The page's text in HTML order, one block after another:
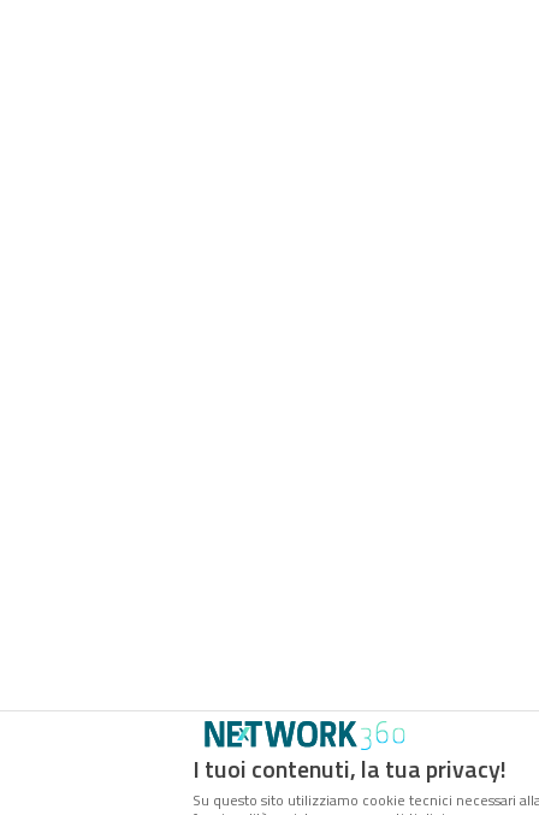
I tuoi contenuti, la tua privacy!
Su questo sito utilizziamo cookie tecnici necessari